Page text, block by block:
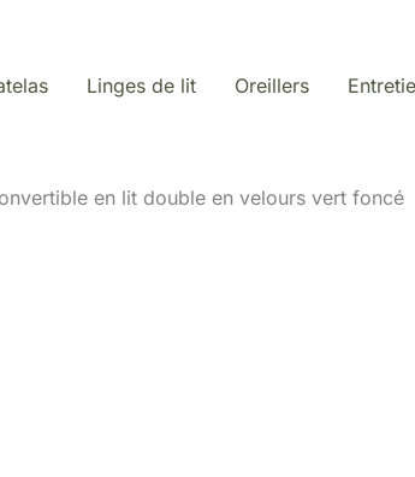
Linges de lit Oreillers
en lit double en velours vert foncé